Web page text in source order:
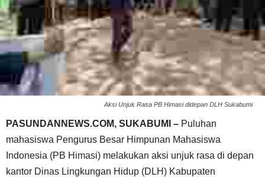
Aksi Unjuk Rasa PB Himasi didepan DLH Sukabumi
PASUNDANNEWS.COM, SUKABUMI – Puluhan
mahasiswa Pengurus Besar Himpunan Mahasiswa
Indonesia (PB Himasi) melakukan aksi unjuk rasa di depan
kantor Dinas Lingkungan Hidup (DLH) Kabupaten